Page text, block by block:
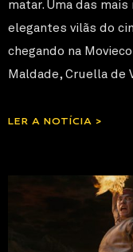
matar. Uma das
elegantes vilãs do
chegando na
Maldade, Cruella de
LER A NOTÍCIA >